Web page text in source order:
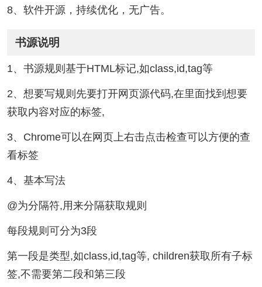
8、软件开源，持续优化，无广告。
书源说明
1、书源规则基于HTML标记,如class,id,tag等
2、想要写规则先要打开网页源代码,在里面找到想要
获取内容对应的标签,
3、Chrome可以在网页上右击点击检查可以方便的查
看标签
4、基本写法
@为分隔符,用来分隔获取规则
每段规则可分为3段
第一段是类型,如class,id,tag等, children获取所有子标
签,不需要第二段和第三段